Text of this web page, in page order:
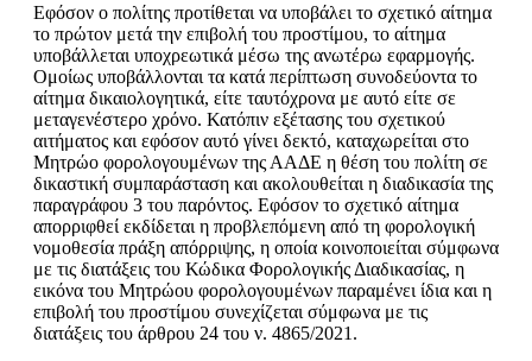
Εφόσον ο πολίτης προτίθεται να υποβάλει το σχετικό αίτημα
το πρώτον μετά την επιβολή του προστίμου, το αίτημα
υποβάλλεται υποχρεωτικά μέσω της ανωτέρω εφαρμογής.
Ομοίως υποβάλλονται τα κατά περίπτωση συνοδεύοντα το
αίτημα δικαιολογητικά, είτε ταυτόχρονα με αυτό είτε σε
μεταγενέστερο χρόνο. Κατόπιν εξέτασης του σχετικού
αιτήματος και εφόσον αυτό γίνει δεκτό, καταχωρείται στο
Μητρώο φορολογουμένων της ΑΑΔΕ η θέση του πολίτη σε
δικαστική συμπαράσταση και ακολουθείται η διαδικασία της
παραγράφου 3 του παρόντος. Εφόσον το σχετικό αίτημα
απορριφθεί εκδίδεται η προβλεπόμενη από τη φορολογική
νομοθεσία πράξη απόρριψης, η οποία κοινοποιείται σύμφωνα
με τις διατάξεις του Κώδικα Φορολογικής Διαδικασίας, η
εικόνα του Μητρώου φορολογουμένων παραμένει ίδια και η
επιβολή του προστίμου συνεχίζεται σύμφωνα με τις
διατάξεις του άρθρου 24 του ν. 4865/2021.